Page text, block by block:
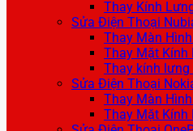
Thay Kính
Sửa Điện Thoại
Thay Màn
Thay Mặt Kính
Thay kính lưng
Sửa Điện Thoại
Thay Màn
Thay Mặt Kính